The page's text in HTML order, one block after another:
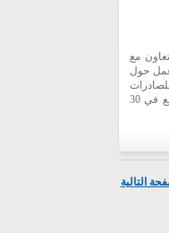
مع
حول
اللبنانية"، وذلك عند الساعة 11:00 من قبل ظهر يوم الاربعاء الواقع في 30
التالية